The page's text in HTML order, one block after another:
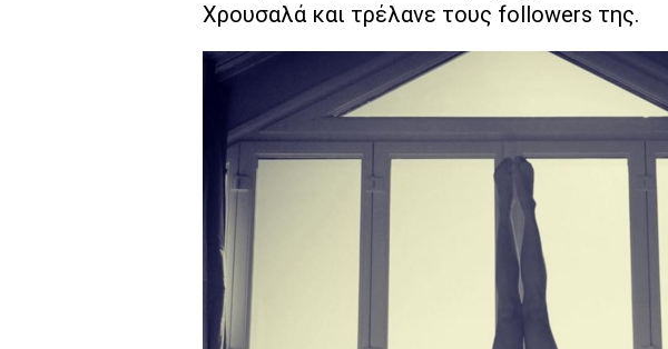
Χρουσαλά και τρέλανε τους followers της.